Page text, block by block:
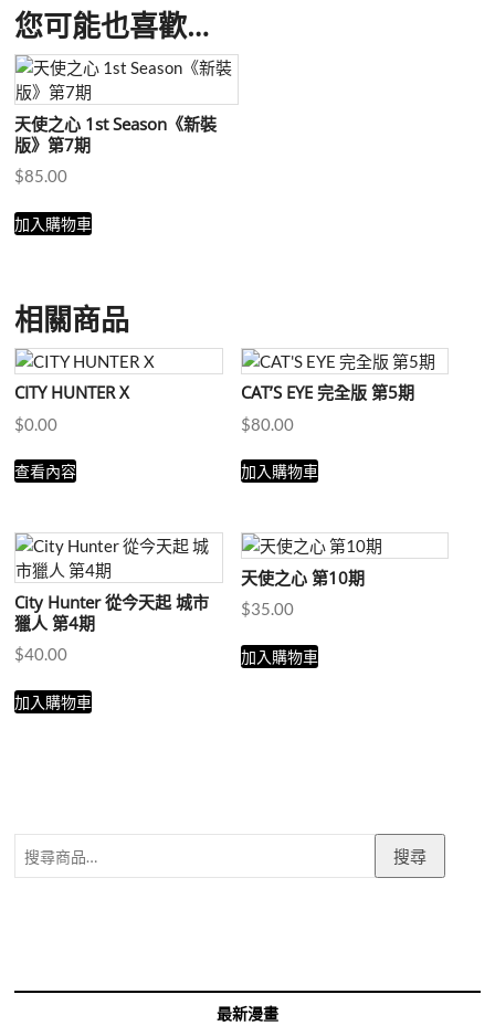
量
您可能也喜歡…
天使之心 1st Season《新裝
版》第7期
$85.00
加入購物車
相關商品
CITY HUNTER X
$0.00
查看內容
CAT’S EYE 完全版 第5期
$80.00
加入購物車
City Hunter 從今天起 城市
獵人 第4期
$40.00
加入購物車
天使之心 第10期
$35.00
加入購物車
搜尋
最新漫畫